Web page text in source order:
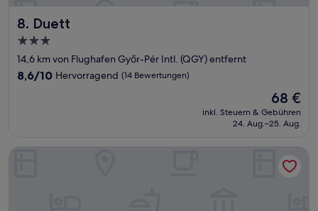
8. Duett
Duett
3.0-
Sterne-
Unterkunft
14,6 km von Flughafen Győr-Pér Intl. (QGY) entfernt
8.6
8,6/10 Hervorragend (14 Bewertungen)
Der
Preis
beträgt
68 €
inkl. Steuern & Gebühren
24. Aug.–25. Aug.